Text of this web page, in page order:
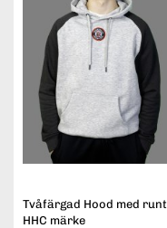
Tvåfärgad Hood med runt
HHC märke